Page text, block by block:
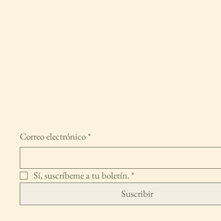
Correo electrónico *
Sí, suscríbeme a tu boletín. *
Suscribir